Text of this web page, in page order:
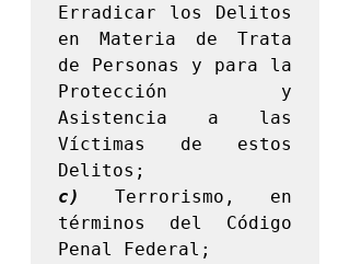
Erradicar los Delitos
en Materia de Trata
de Personas y para la
Protección y
Asistencia a las
Víctimas de estos
c)
Terrorismo, en
términos del Código